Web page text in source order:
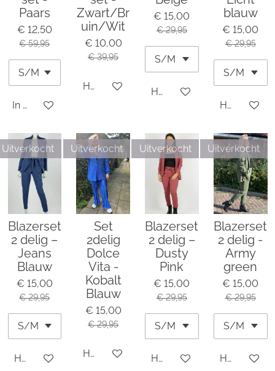
Paars
€ 12,50
€ 59,95
In winkelwagen
Zwart/Br
uin/Wit
€ 10,00
€ 39,95
Houd mij op de hoogte
€ 15,00
€ 29,95
Houd mij op de hoogte
blauw
€ 15,00
€ 29,95
Houd mij
Uitverkocht
Blazerset
2 delig –
Jeans
Blauw
€ 15,00
€ 29,95
Houd mij op de hoogte
Uitverkocht
Set
2delig
Dolce
Vita -
Kobalt
Blauw
€ 15,00
€ 29,95
Houd mij op de hoogte
Uitverkocht
Blazerset
2 delig –
Dusty
Pink
€ 15,00
€ 29,95
Houd mij op de hoogte
Uitverkocht
Blazerset
2 delig -
Army
green
€ 15,00
€ 29,95
Houd mij